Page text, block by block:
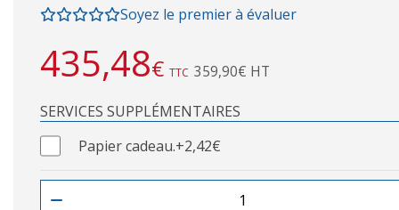
Soyez le premier à évaluer
435,48€ TTC 359,90€ HT
SERVICES SUPPLÉMENTAIRES
Papier cadeau.+2,42€